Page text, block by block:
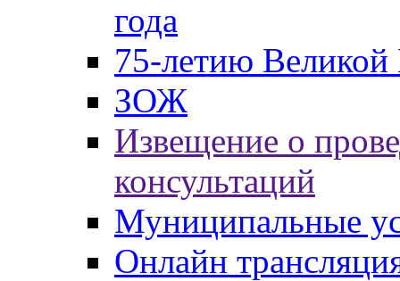
года
75-летию
ЗОЖ
Извещение о
консультаций
Муниципальные
Онлайн